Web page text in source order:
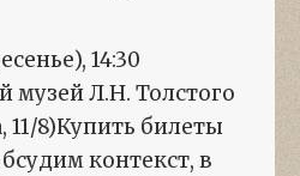
14:30
музей Л.Н. Толстого
11/8)Купить билеты
контекст, в